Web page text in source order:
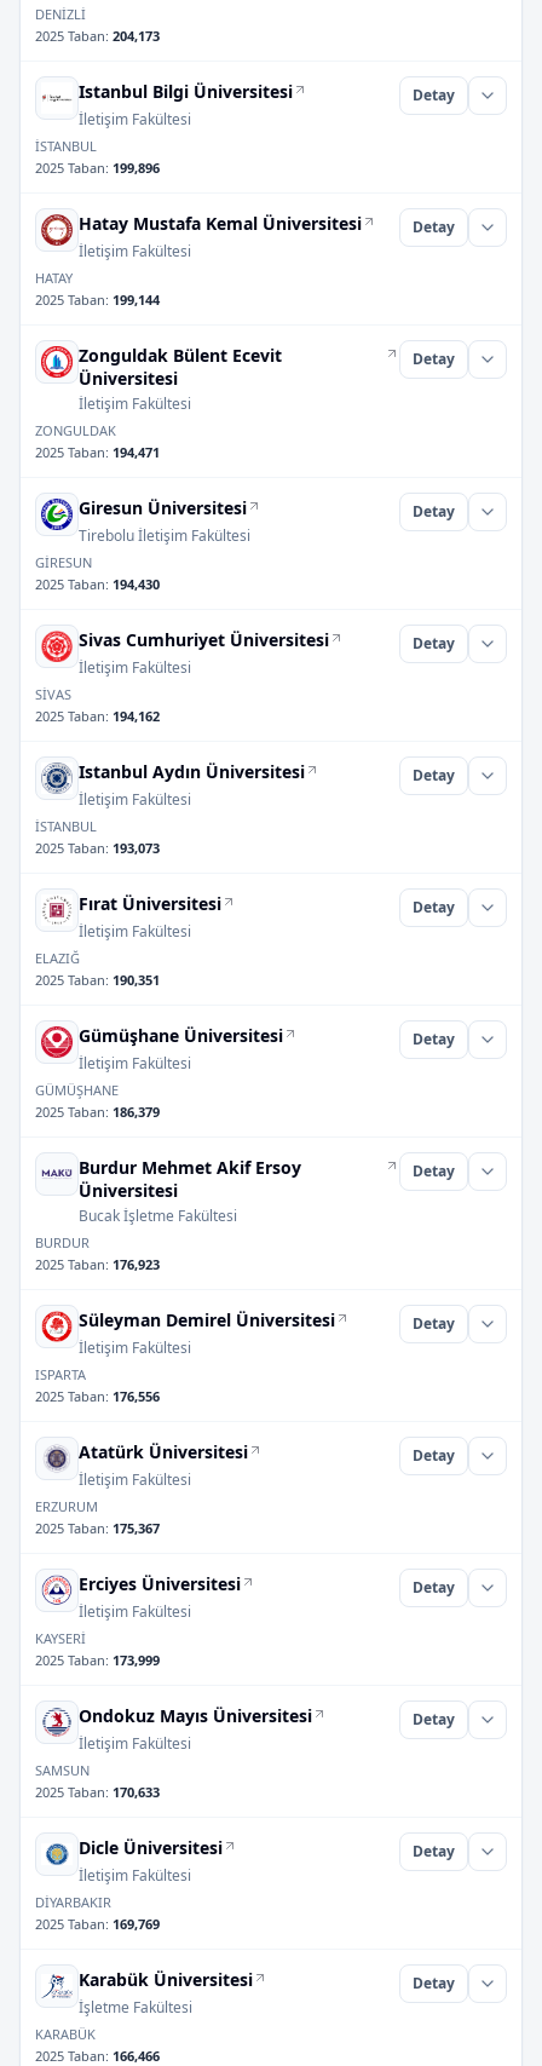
DENİZLİ
2025 Taban: 204,173
Istanbul Bilgi Üniversitesi
İletişim Fakültesi
Detay
İSTANBUL
2025 Taban: 199,896
Hatay Mustafa Kemal Üniversitesi
İletişim Fakültesi
Detay
HATAY
2025 Taban: 199,144
Zonguldak Bülent Ecevit
Üniversitesi
İletişim Fakültesi
Detay
ZONGULDAK
2025 Taban: 194,471
Giresun Üniversitesi
Tirebolu İletişim Fakültesi
Detay
GİRESUN
2025 Taban: 194,430
Sivas Cumhuriyet Üniversitesi
İletişim Fakültesi
Detay
SİVAS
2025 Taban: 194,162
Istanbul Aydın Üniversitesi
İletişim Fakültesi
Detay
İSTANBUL
2025 Taban: 193,073
Fırat Üniversitesi
İletişim Fakültesi
Detay
ELAZIĞ
2025 Taban: 190,351
Gümüşhane Üniversitesi
İletişim Fakültesi
Detay
GÜMÜŞHANE
2025 Taban: 186,379
Burdur Mehmet Akif Ersoy
Üniversitesi
Bucak İşletme Fakültesi
Detay
BURDUR
2025 Taban: 176,923
Süleyman Demirel Üniversitesi
İletişim Fakültesi
Detay
ISPARTA
2025 Taban: 176,556
Atatürk Üniversitesi
İletişim Fakültesi
Detay
ERZURUM
2025 Taban: 175,367
Erciyes Üniversitesi
İletişim Fakültesi
Detay
KAYSERİ
2025 Taban: 173,999
Ondokuz Mayıs Üniversitesi
İletişim Fakültesi
Detay
SAMSUN
2025 Taban: 170,633
Dicle Üniversitesi
İletişim Fakültesi
Detay
DİYARBAKIR
2025 Taban: 169,769
Karabük Üniversitesi
İşletme Fakültesi
Detay
KARABÜK
2025 Taban: 166,466